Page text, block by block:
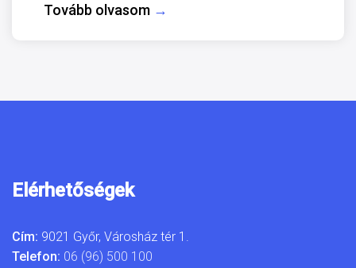
Tovább olvasom →
Elérhetőségek
Cím: 9021 Győr, Városház tér 1.
Telefon: 06 (96) 500 100